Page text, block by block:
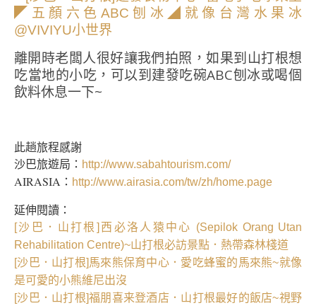
離開時老闆人很好讓我們拍照，如果到山打根想
吃當地的小吃，可以到建發吃碗ABC刨冰或喝個
飲料休息一下~
此趟旅程感謝
沙巴旅遊局： http://www.sabahtourism.com/
AIRASIA： http://www.airasia.com/tw/zh/home.page
延伸閱讀：
[沙巴．山打根]西必洛人猿中心 (Sepilok Orang Utan
Rehabilitation Centre)~山打根必訪景點．熱帶森林棧道
[沙巴．山打根]馬來熊保育中心．愛吃蜂蜜的馬來熊~就像
是可愛的小熊維尼出沒
[沙巴．山打根]福朋喜来登酒店．山打根最好的飯店~視野